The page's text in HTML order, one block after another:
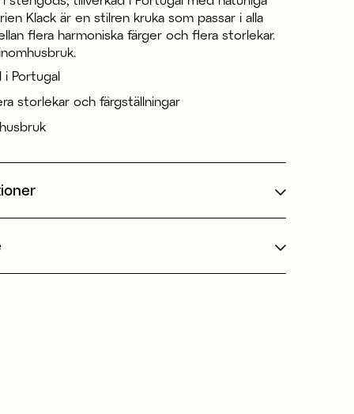
Klack är en stilren kruka som passar i alla
flera harmoniska färger och flera storlekar.
i Portugal
storlekar och färgställningar